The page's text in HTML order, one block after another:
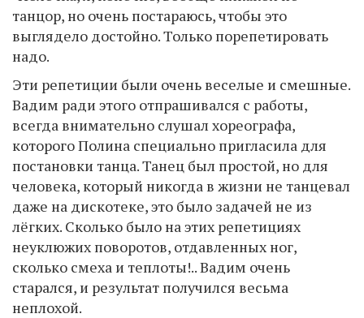
танцор, но очень постараюсь, чтобы это
выглядело достойно. Только порепетировать
надо.
Эти репетиции были очень веселые и смешные.
Вадим ради этого отпрашивался с работы,
всегда внимательно слушал хореографа,
которого Полина специально пригласила для
постановки танца. Танец был простой, но для
человека, который никогда в жизни не танцевал
даже на дискотеке, это было задачей не из
лёгких. Сколько было на этих репетициях
неуклюжих поворотов, отдавленных ног,
сколько смеха и теплоты!.. Вадим очень
старался, и результат получился весьма
неплохой.